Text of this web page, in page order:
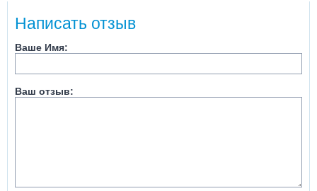
Написать отзыв
Ваше Имя:
Ваш отзыв: